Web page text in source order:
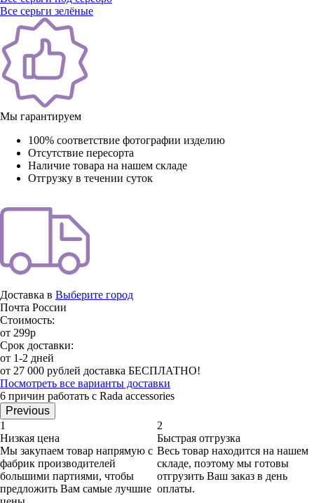
Все серьги зелёные
Мы гарантируем
100% соответствие фотографии изделию
Отсутствие пересорта
Наличие товара на нашем складе
Отгрузку в течении суток
Доставка в Выберите город
Почта России
Стоимость:
от 299р
Срок доставки:
от 1-2 дней
от 27 000 рублей доставка БЕСПЛАТНО!
Посмотреть все варианты доставки
6 причин работать с Rada accessories
Previous
1
Низкая цена
Мы закупаем товар напрямую с
фабрик производителей
большими партиями, чтобы
предложить Вам самые лучшие
2
Быстрая отгрузка
Весь товар находится на нашем
складе, поэтому мы готовы
отгрузить Ваш заказ в день
оплаты.